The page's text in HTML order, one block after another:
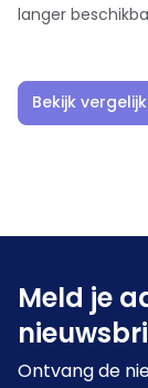
langer
Bekijk
Meld je
Ontvang de